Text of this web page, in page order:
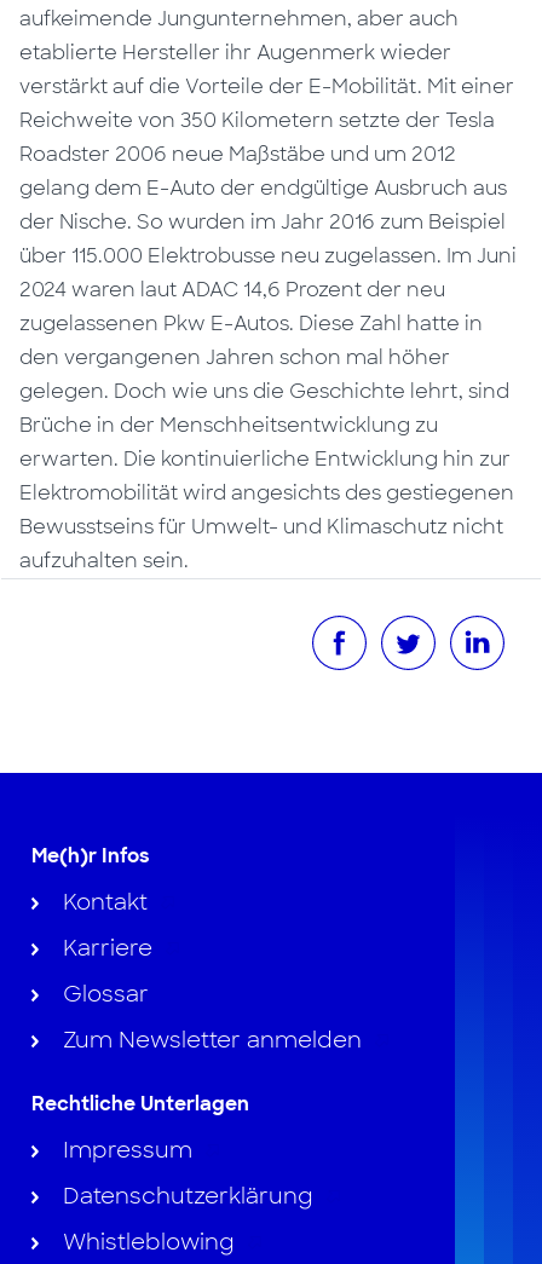
aufkeimende Jungunternehmen, aber auch
etablierte Hersteller ihr Augenmerk wieder
verstärkt auf die Vorteile der E-Mobilität. Mit einer
Reichweite von 350 Kilometern setzte der Tesla
Roadster 2006 neue Maßstäbe und um 2012
gelang dem E-Auto der endgültige Ausbruch aus
der Nische. So wurden im Jahr 2016 zum Beispiel
über 115.000 Elektrobusse neu zugelassen. Im Juni
2024 waren laut ADAC 14,6 Prozent der neu
zugelassenen Pkw E-Autos. Diese Zahl hatte in
den vergangenen Jahren schon mal höher
gelegen. Doch wie uns die Geschichte lehrt, sind
Brüche in der Menschheitsentwicklung zu
erwarten. Die kontinuierliche Entwicklung hin zur
Elektromobilität wird angesichts des gestiegenen
Bewusstseins für Umwelt- und Klimaschutz nicht
aufzuhalten sein.
Me(h)r Infos
Kontakt
Karriere
Glossar
Zum Newsletter anmelden
Rechtliche Unterlagen
Impressum
Datenschutzerklärung
Whistleblowing